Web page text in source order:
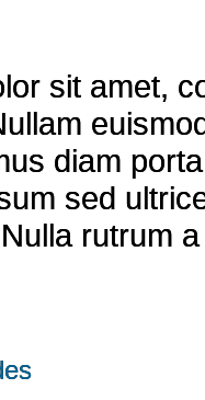
sit amet,
diam
sed
rutrum